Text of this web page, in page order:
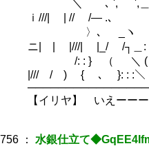
＼ ､ ', ',＿ へV/
ｉ///| | // /― .､
〉､ _ヽ 〈（〈
ニ| | |///| |_/ /┐＿:
/: : } （ ＼ ( r≠彡'
|/// / ) { ､ }: : :＼
【イリヤ】 いえーーー
756 ： 水銀仕立て